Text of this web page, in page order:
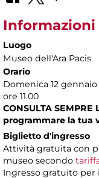
Informazioni
Luogo
Museo dell'Ara Pacis
Orario
Domenica 12 gennaio
ore 11.00
CONSULTA SEMPRE
programmare la tua
Biglietto d'ingresso
Attività gratuita con
museo secondo
Ingresso gratuito per